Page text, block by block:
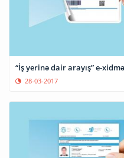
“İş yerinə dair arayış” e-
28-03-2017